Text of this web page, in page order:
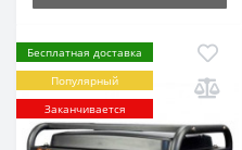
Бесплатная доставка
Популярный
Заканчивается